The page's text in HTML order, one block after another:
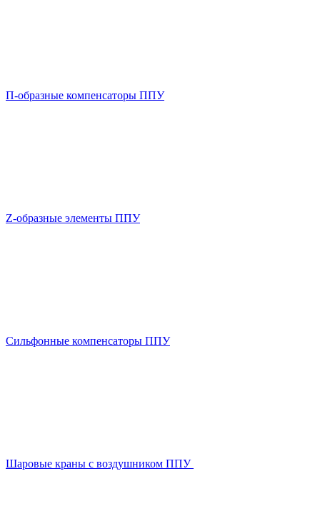
П-образные компенсаторы ППУ
Z-образные элементы ППУ
Сильфонные компенсаторы ППУ
Шаровые краны с воздушником ППУ